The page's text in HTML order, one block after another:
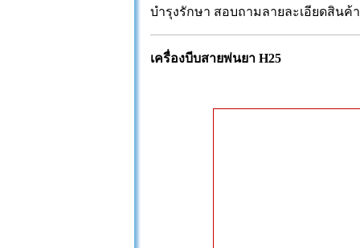
บำรุงรักษา สอบถามลายละเอียดสินค้าเ
เครื่องบีบสายพ่นยา H25